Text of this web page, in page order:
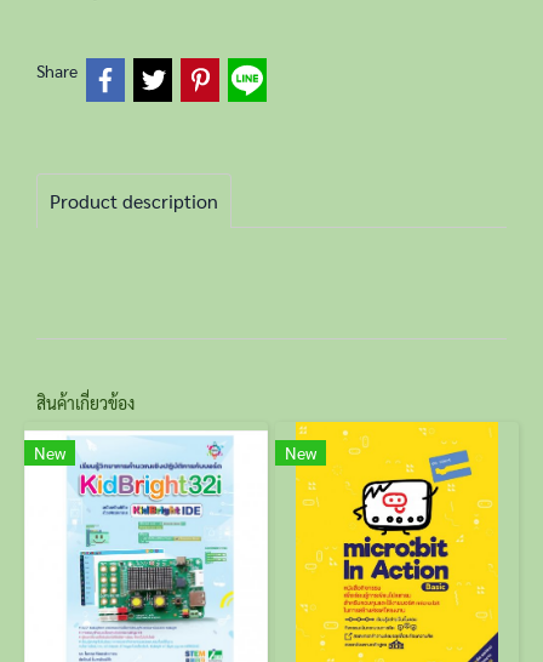
Share
Product description
สินค้าเกี่ยวข้อง
New New